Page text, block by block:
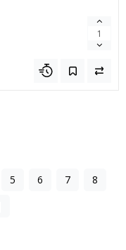
5 6 7
8